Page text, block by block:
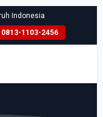
Indonesia
0813-1103-2456